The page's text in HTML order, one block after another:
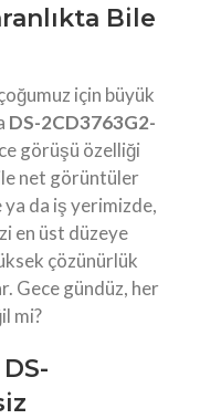
Bile
için büyük
DS-2CD3763G2-
görüşü özelliği
net görüntüler
da iş yerimizde,
en üst düzeye
çözünürlük
Gece gündüz, her
mi?